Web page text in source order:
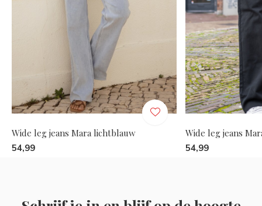
Wide leg jeans Mara lichtblauw
54,99
Wide leg jeans
54,99